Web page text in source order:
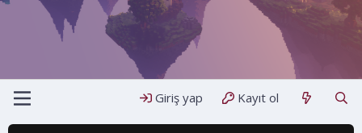
Giriş yap Kayıt ol